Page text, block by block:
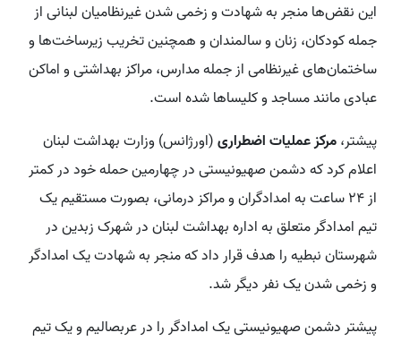
این نقض‌ها منجر به شهادت و زخمی شدن غیرنظامیان لبنانی از
جمله کودکان، زنان و سالمندان و همچنین تخریب زیرساخت‌ها و
ساختمان‌های غیرنظامی از جمله مدارس، مراکز بهداشتی و اماکن
عبادی مانند مساجد و کلیساها شده است.
پیشتر،مرکز عملیات اضطراری(اورژانس) وزارت بهداشت لبنان
اعلام کرد که دشمن صهیونیستی در چهارمین حمله خود در کمتر
از ۲۴ ساعت به امدادگران و مراکز درمانی، بصورت مستقیم یک
تیم امدادگر متعلق به اداره بهداشت لبنان در شهرک زبدین در
شهرستان نبطیه را هدف قرار داد که منجر به شهادت یک امدادگر
و زخمی شدن یک نفر دیگر شد.
پیشتر دشمن صهیونیستی یک امدادگر را در عربصالیم و یک تیم